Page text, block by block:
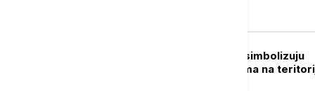
Ković: Prebilovci simbolizuju
genocid nad Srbima na